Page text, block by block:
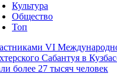
Культура
Общество
Топ
VI
Сабантуя в
более 27 тысяч человек